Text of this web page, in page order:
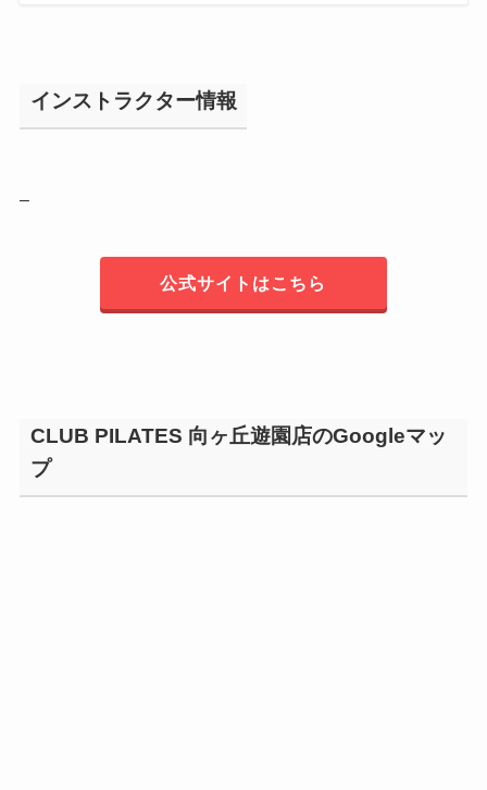
インストラクター情報
–
公式サイトはこちら
CLUB PILATES 向ヶ丘遊園店のGoogleマッ
プ